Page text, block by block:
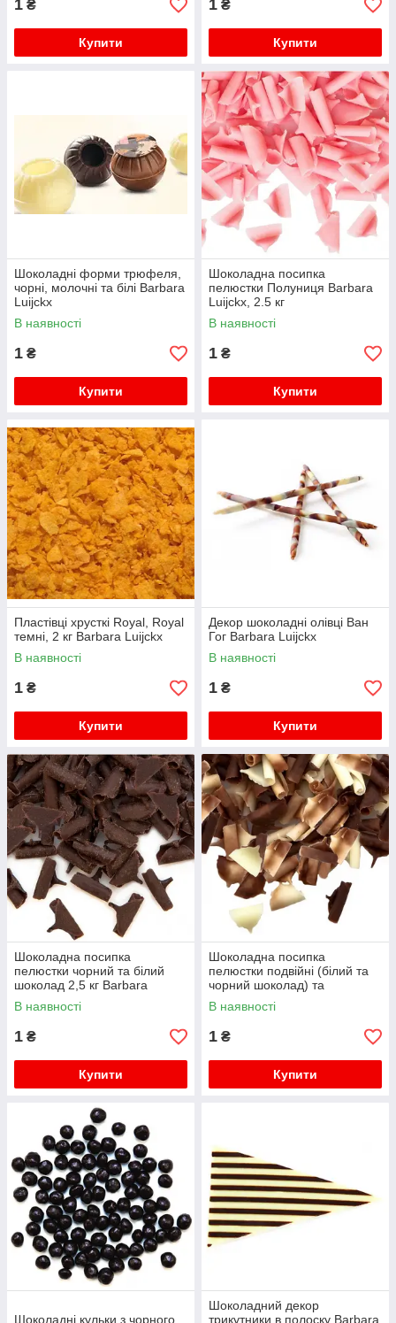
1 ₴
Купити
1 ₴
Купити
Шоколадні форми трюфеля,
чорні, молочні та білі Barbara
Luijckx
В наявності
1 ₴
Купити
Шоколадна посипка
пелюстки Полуниця Barbara
Luijckx, 2.5 кг
В наявності
1 ₴
Купити
Пластівці хрусткі Royal, Royal
темні, 2 кг Barbara Luijckx
В наявності
1 ₴
Купити
Декор шоколадні олівці Ван
Гог Barbara Luijckx
В наявності
1 ₴
Купити
Шоколадна посипка
пелюстки чорний та білий
шоколад 2,5 кг Barbara
Luijckx
В наявності
1 ₴
Купити
Шоколадна посипка
пелюстки подвійні (білий та
чорний шоколад) та
карамель 2.5 кг Barbara
Luijckx
В наявності
1 ₴
Купити
Шоколадні кульки з чорного
Шоколадний декор
трикутники в полоску Barbara